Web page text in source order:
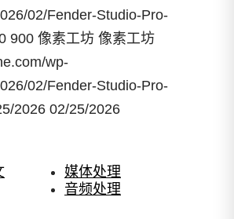
02/Fender-Studio-Pro-
900 像素工坊 像素工坊
wp-
02/Fender-Studio-Pro-
2026 02/25/2026
媒体处理
音频处理